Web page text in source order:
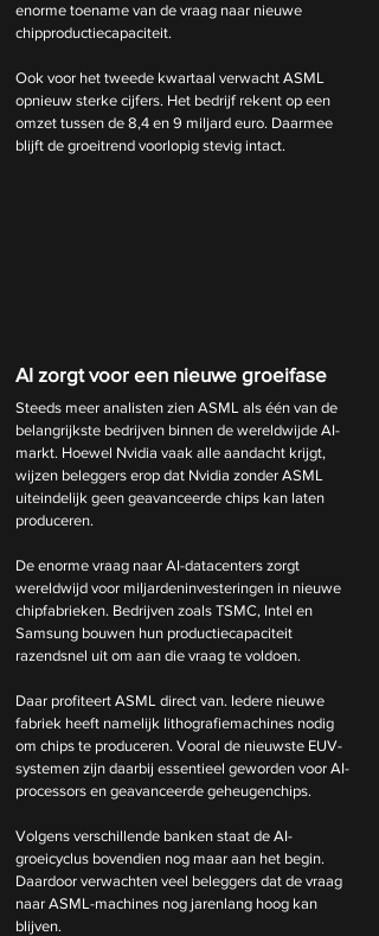
enorme toename van de vraag naar nieuwe
chipproductiecapaciteit.
Ook voor het tweede kwartaal verwacht ASML
opnieuw sterke cijfers. Het bedrijf rekent op een
omzet tussen de 8,4 en 9 miljard euro. Daarmee
blijft de groeitrend voorlopig stevig intact.
AI zorgt voor een nieuwe groeifase
Steeds meer analisten zien ASML als één van de
belangrijkste bedrijven binnen de wereldwijde AI-
markt. Hoewel Nvidia vaak alle aandacht krijgt,
wijzen beleggers erop dat Nvidia zonder ASML
uiteindelijk geen geavanceerde chips kan laten
produceren.
De enorme vraag naar AI-datacenters zorgt
wereldwijd voor miljardeninvesteringen in nieuwe
chipfabrieken. Bedrijven zoals TSMC, Intel en
Samsung bouwen hun productiecapaciteit
razendsnel uit om aan die vraag te voldoen.
Daar profiteert ASML direct van. Iedere nieuwe
fabriek heeft namelijk lithografiemachines nodig
om chips te produceren. Vooral de nieuwste EUV-
systemen zijn daarbij essentieel geworden voor AI-
processors en geavanceerde geheugenchips.
Volgens verschillende banken staat de AI-
groeicyclus bovendien nog maar aan het begin.
Daardoor verwachten veel beleggers dat de vraag
naar ASML-machines nog jarenlang hoog kan
blijven.